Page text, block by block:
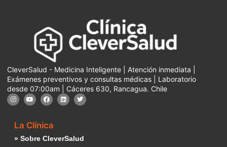
CleverSalud - Medicina Inteligente | Atención inmediata |
Exámenes preventivos y consultas médicas | Laboratorio
desde 07:00am | Cáceres 630, Rancagua. Chile
La Clínica
» Sobre CleverSalud